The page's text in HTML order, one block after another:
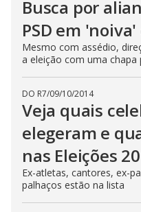
Busca por
PSD em
Mesmo com assédio,
a eleição com uma chapa
DO R7/09/10/2014
Veja quais
elegeram e
nas Eleições
Ex-atletas, cantores, ex-
palhaços estão na lista